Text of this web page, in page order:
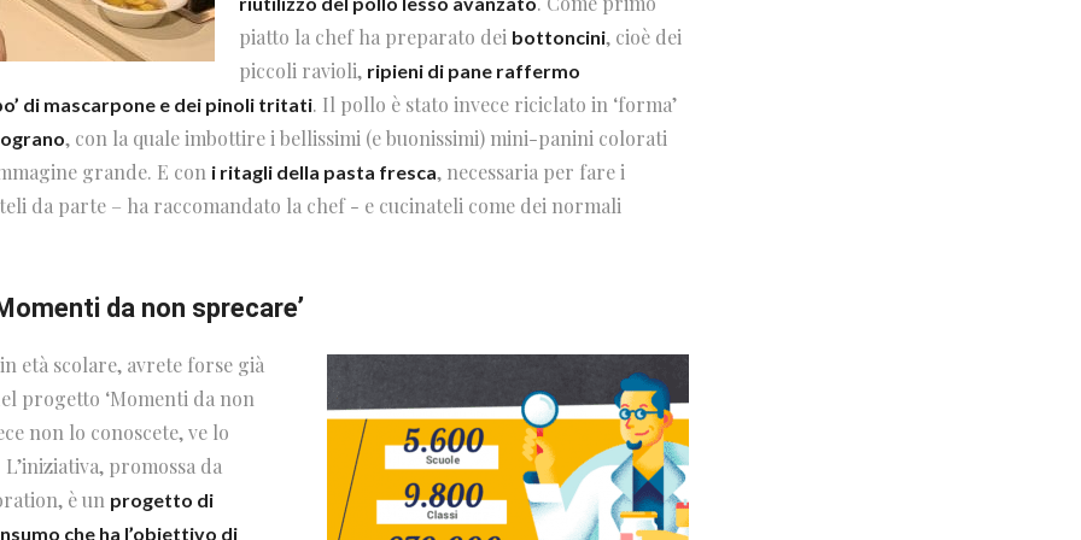
piatto la chef ha preparato dei bottoncini, cioè dei
piccoli ravioli, ripieni di pane raffermo
di mascarpone e dei pinoli tritati. Il pollo è stato invece riciclato in ‘forma’
, con la quale imbottire i bellissimi (e buonissimi) mini-panini colorati
grande. E con i ritagli della pasta fresca, necessaria per fare i
da parte – ha raccomandato la chef - e cucinateli come dei normali
da non sprecare’
età scolare, avrete forse già
progetto ‘Momenti da non
non lo conoscete, ve lo
promossa da
è un progetto di
che ha l’obiettivo di